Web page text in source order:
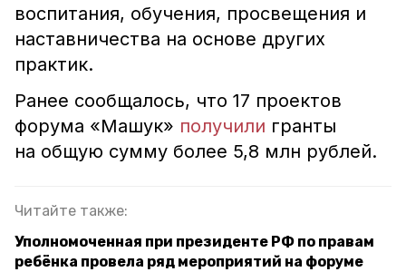
воспитания, обучения, просвещения и
наставничества на основе других
практик.
Ранее сообщалось, что 17 проектов
форума «Машук» получили гранты
на общую сумму более 5,8 млн рублей.
Читайте также:
Уполномоченная при президенте РФ по правам
ребёнка провела ряд мероприятий на форуме